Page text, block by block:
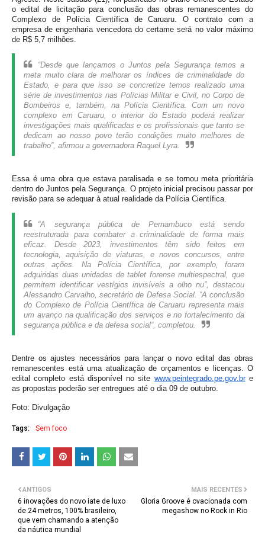
o edital de licitação para conclusão das obras remanescentes do
Complexo de Polícia Científica de Caruaru. O contrato com a
empresa de engenharia vencedora do certame será no valor máximo
de R$ 5,7 milhões.
“Desde que lançamos o Juntos pela Segurança temos a
meta muito clara de melhorar os índices de criminalidade do
Estado, e para que isso se concretize temos realizado uma
série de investimentos nas Polícias Militar e Civil, no Corpo de
Bombeiros e, também, na Polícia Científica. Com um novo
complexo em Caruaru, o interior do Estado poderá realizar
investigações mais qualificadas e os profissionais que tanto se
dedicam ao nosso povo terão condições muito melhores de
trabalho”, afirmou a governadora Raquel Lyra.
Essa é uma obra que estava paralisada e se tornou meta prioritária
dentro do Juntos pela Segurança. O projeto inicial precisou passar por
revisão para se adequar à atual realidade da Polícia Científica.
“A segurança pública de Pernambuco está sendo
reestruturada para combater a criminalidade de forma mais
eficaz. Desde 2023, investimentos têm sido feitos em
tecnologia, aquisição de viaturas, e novos concursos, entre
outras ações. Na Polícia Científica, por exemplo, foram
adquiridas duas unidades de tablet forense multiespectral, que
permitem identificar vestígios invisíveis a olho nu”, destacou
Alessandro Carvalho, secretário de Defesa Social. “A conclusão
do Complexo de Polícia Científica de Caruaru representa mais
um avanço na qualificação dos serviços e no fortalecimento da
segurança pública e da defesa social”, completou.
Dentre os ajustes necessários para lançar o novo edital das obras
remanescentes está uma atualização de orçamentos e licenças. O
edital completo está disponível no site www.peintegrado.pe.gov.bre
as propostas poderão ser entregues até o dia 09 de outubro.
Foto: Divulgação
Tags: Sem foco
MAIS RECENTES
Gloria Groove é ovacionada com
megashow no Rock in Rio
ANTIGOS
6 inovações do novo iate de luxo
de 24 metros, 100% brasileiro,
que vem chamando a atenção
da náutica mundial